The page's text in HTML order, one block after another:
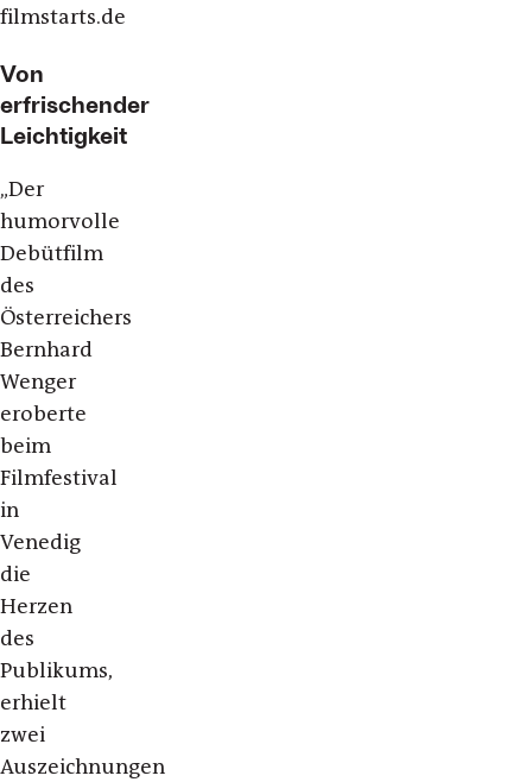
filmstarts.de
Von
erfrischender
Leichtigkeit
„Der
humorvolle
Debütfilm
des
Österreichers
Bernhard
Wenger
eroberte
beim
Filmfestival
in
Venedig
die
Herzen
des
Publikums,
erhielt
zwei
Auszeichnungen